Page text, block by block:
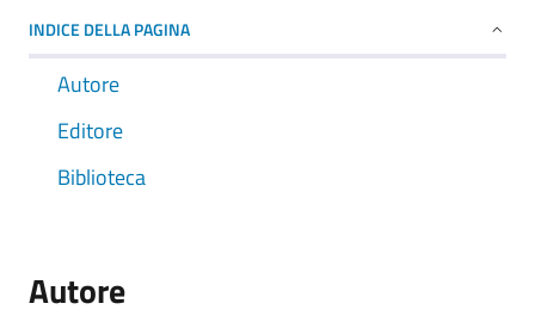
INDICE DELLA PAGINA
Autore
Editore
Biblioteca
Autore